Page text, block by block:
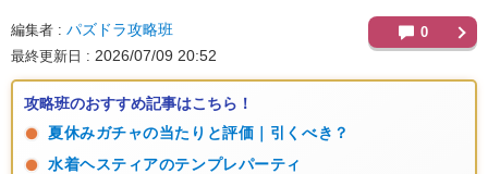
編集者 パズドラ攻略班
最終更新日 2026/07/09 20:52
0
攻略班のおすすめ記事はこちら！
夏休みガチャの当たりと評価｜引くべき？
水着ヘスティアのテンプレパーティ